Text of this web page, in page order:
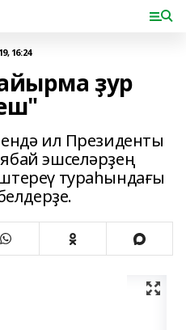
16:24
ҙур
ил Президенты
эшселәрҙең
тураһындағы